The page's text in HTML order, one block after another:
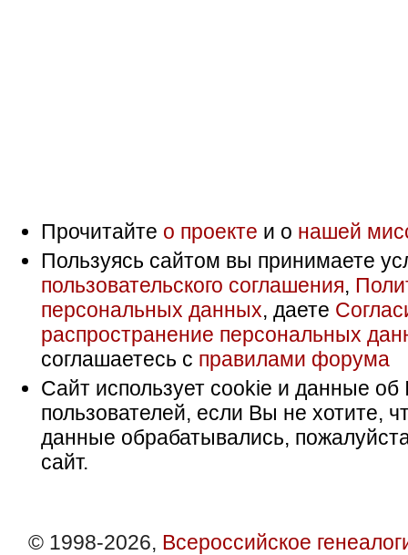
Прочитайте о проекте и о нашей
Пользуясь сайтом вы принимаете
пользовательского соглашения,
персональных данных, даете
распространение персональных
соглашаетесь с правилами форума
Сайт использует cookie и данные об
пользователей, если Вы не хотите,
данные обрабатывались,
сайт.
© 1998-2026, Всероссийское